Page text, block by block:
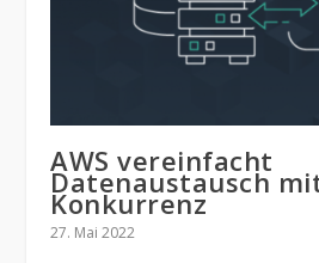
AWS vereinfacht
Datenaustausch
Konkurrenz
27. Mai 2022